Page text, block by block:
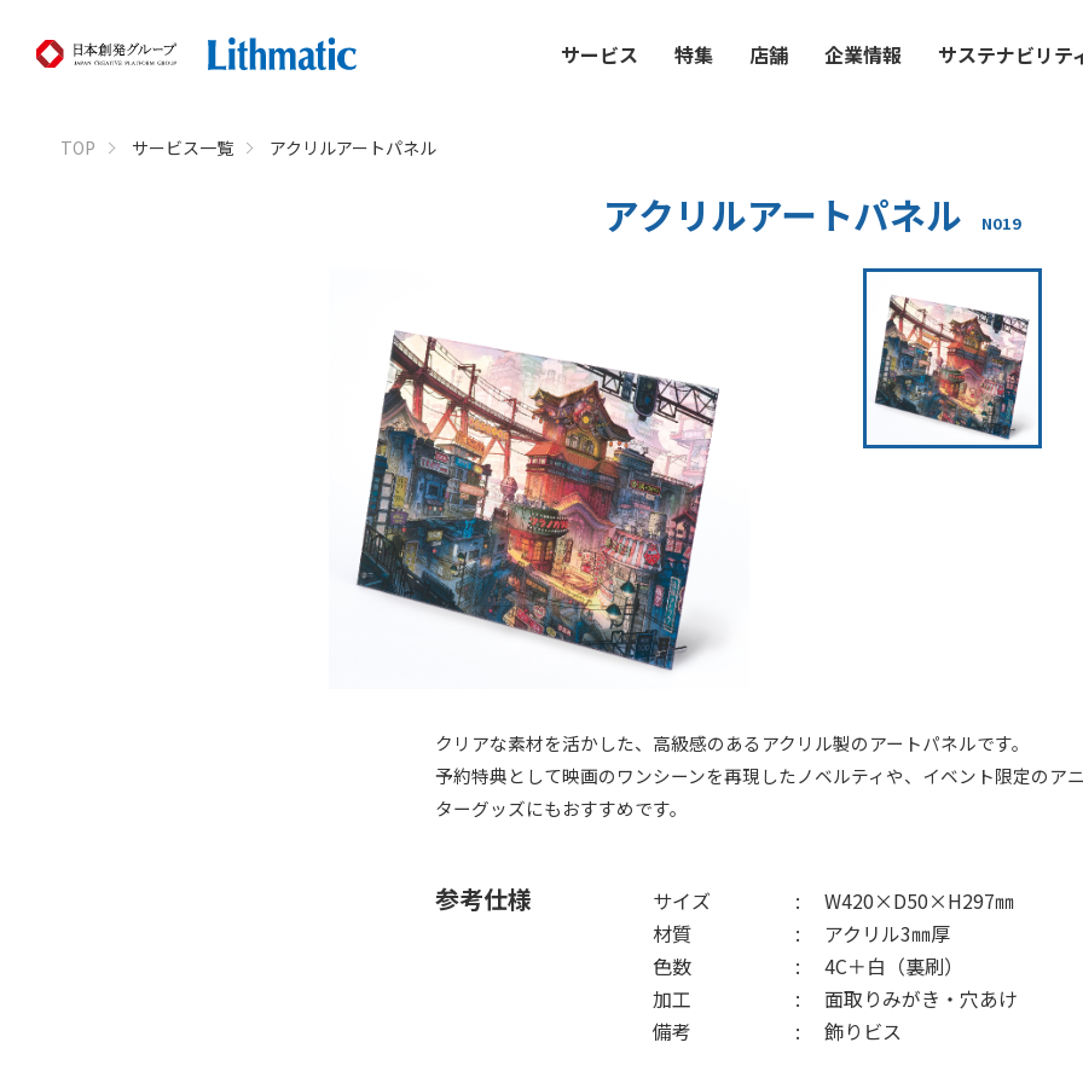
サービス 特集 店舗 企業情報 サステナビリテ
TOP サービス一覧 アクリルアートパネル
アクリルアートパネル N019
クリアな素材を活かした、高級感のあるアクリル製のアートパネルです。
予約特典として映画のワンシーンを再現したノベルティや、
イベント限定のア
ターグッズにもおすすめです。
参考仕様 サイズ
W420×D50×H297㎜
材質
アクリル3㎜厚
色数
4C＋白（裏刷）
加工
面取りみがき・穴あけ
備考
飾りビス